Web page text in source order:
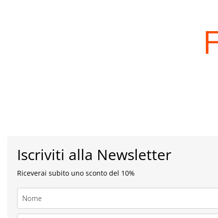
F
Iscriviti alla Newsletter
Riceverai subito uno sconto del 10%